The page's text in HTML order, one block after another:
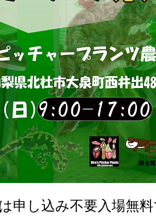
申し込み不要入場無